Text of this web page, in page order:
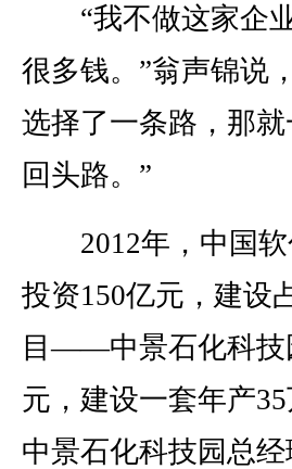
“我不做这家企业
很多钱。”翁声锦说
选择了一条路，那
回头路。”
2012年，中国软
投资150亿元，建设
目——中景石化科技
元，建设一套年产
中景石化科技园总